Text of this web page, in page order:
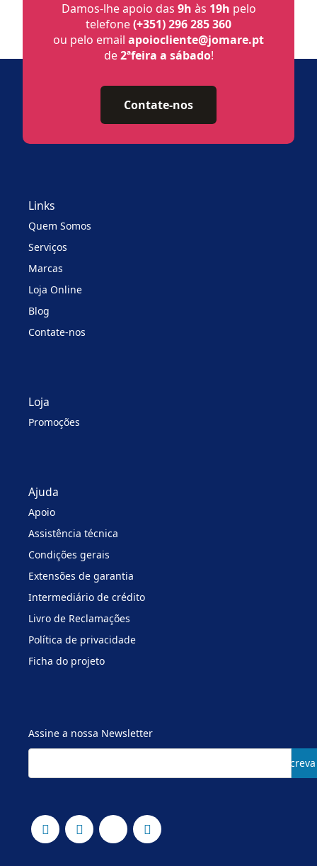
Damos-lhe apoio das 9h às 19h pelo
telefone(+351) 296 285 360
ou pelo email apoiocliente@jomare.pt
de2ªfeira a sábado!
Contate-nos
Links
Quem Somos
Serviços
Marcas
Loja Online
Blog
Contate-nos
Loja
Promoções
Ajuda
Apoio
Assistência técnica
Condições gerais
Extensões de garantia
Intermediário de crédito
Livro de Reclamações
Política de privacidade
Ficha do projeto
Assine a nossa Newsletter
Subscreva